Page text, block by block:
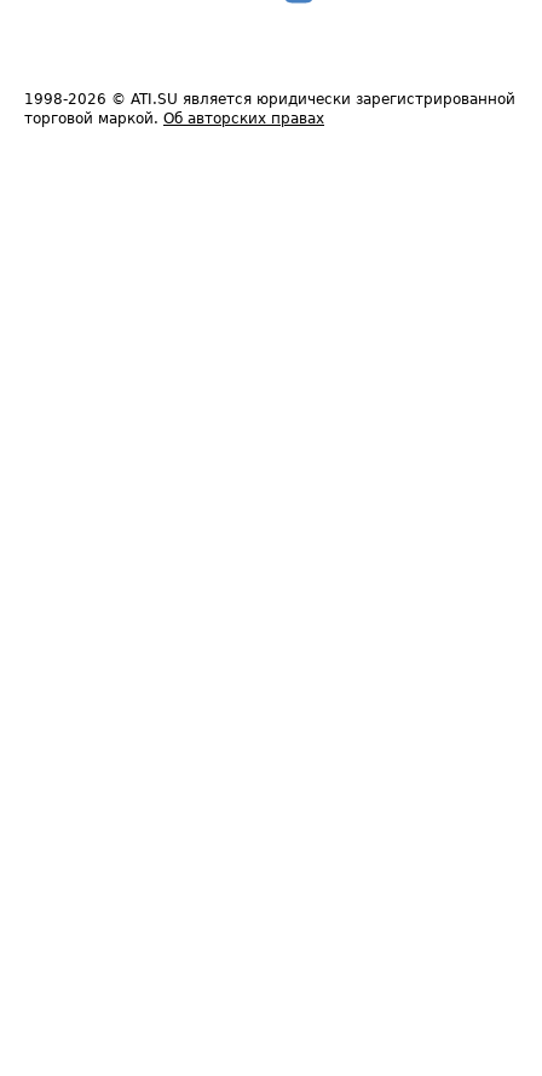
1998-2026 © ATI.SU является юридически зарегистрированной
торговой маркой. Об авторских правах